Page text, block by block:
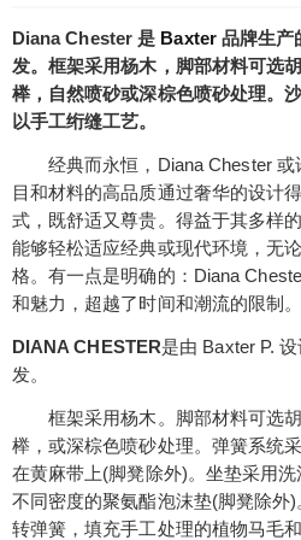
Diana Chester 是 Baxter品牌生产
发。框架采用杨木，脚部材料可选
榉，自然喷砂或深棕色喷砂处理。
以手工绗缝工艺。
经典而永恒，Diana Chester 或
目和材料的高品质通过奢华的设计
式，既舒适又尊贵。得益于其多样
能够轻松适应经典或现代环境，无
格。有一点是明确的：Diana
和魅力，超越了时间和潮流的限制。
DIANA CHESTER是由 Baxter P.
发。
框架采用杨木。脚部材料可选胡
榉，或深棕色喷砂处理。弹簧系统
在黄麻带上(脚凳除外)。坐垫采用
不同密度的聚氨酯泡沫垫(脚凳除外
转弹簧，填充手工处理的植物马毛